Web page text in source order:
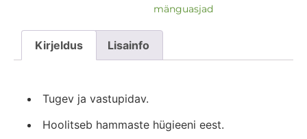
mänguasjad
Kirjeldus Lisainfo
Tugev ja vastupidav.
Hoolitseb hammaste hügieeni eest.